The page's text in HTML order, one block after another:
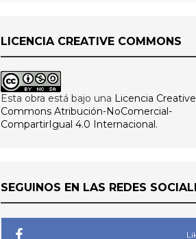
LICENCIA CREATIVE COMMONS
Esta obra está bajo una Licencia Creative
Commons Atribución-NoComercial-
CompartirIgual 4.0 Internacional.
SEGUINOS EN LAS REDES